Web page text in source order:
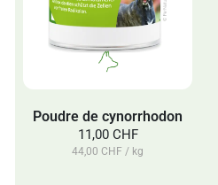
Poudre de cynorrhodon
11,00 CHF
44,00 CHF / kg